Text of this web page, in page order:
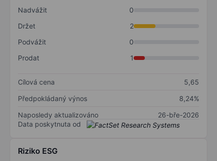
Nadvážit
0
Držet
2
Podvážit
0
Prodat
1
Cílová cena
5,65
Předpokládaný výnos
8,24%
Naposledy aktualizováno
26-bře-2026
Data poskytnuta od
Riziko ESG